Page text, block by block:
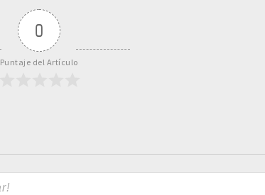
0
Puntaje del Artículo